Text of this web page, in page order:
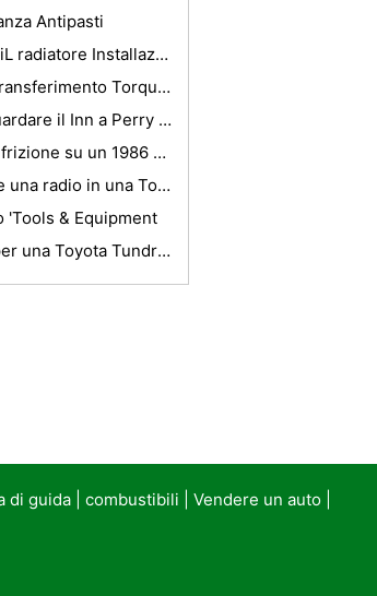
Antipasti
1998 BMW 740iL radiatore Installazione
Dodge Truck Transferimento Torque Caratteristiche
Si dovrebbe guardare il Inn a Perry Cabin In Your fino a venire Vacanza Benessere
Come Bleed la frizione su un 1986 Honda Shadow 1100
Come installare una radio in una Toyota Camry
'Tools & Equipment
Le specifiche per una Toyota Tundra 2003 SR5 V6
di guida| combustibili Vendere un auto|